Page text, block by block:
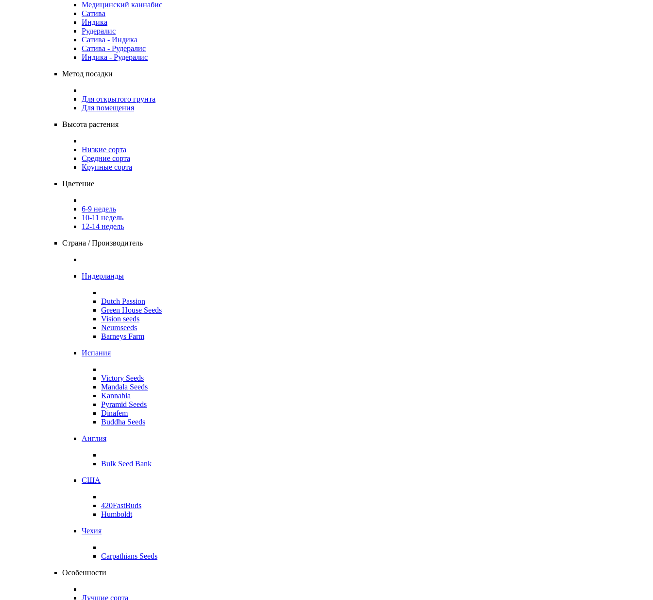
Медицинский каннабис
Сатива
Индика
Рудералис
Сатива - Индика
Сатива - Рудералис
Индика - Рудералис
Метод посадки
Для открытого грунта
Для помещения
Высота растения
Низкие сорта
Средние сорта
Крупные сорта
Цветение
6-9 недель
10-11 недель
12-14 недель
Страна / Производитель
Нидерланды
Dutch Passion
Green House Seeds
Vision seeds
Neuroseeds
Barneys Farm
Испания
Victory Seeds
Mandala Seeds
Kannabia
Pyramid Seeds
Dinafem
Buddha Seeds
Англия
Bulk Seed Bank
США
420FastBuds
Humboldt
Чехия
Carpathians Seeds
Особенности
Лучшие сорта